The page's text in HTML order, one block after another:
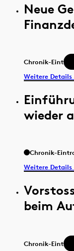
Neue
Chronik-Eintrag
Weitere Details
wieder
Chronik-
Weitere Details
beim
Chronik-Eintrag